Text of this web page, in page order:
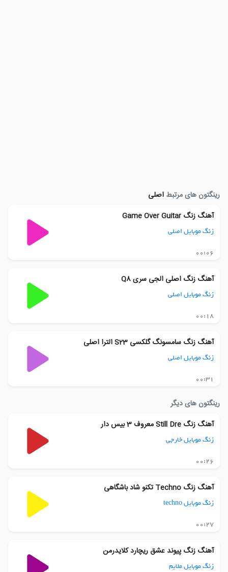
رینگتون های مرتبط اصلی
آهنگ زنگ Game Over Guitar
زنگ موبایل اصلی
00:06
آهنگ زنگ اصلی الجی سری Q8
زنگ موبایل اصلی
00:18
آهنگ زنگ سامسونگ گلکسی S23 الترا اصلی
زنگ موبایل اصلی
00:31
رینگتون های دیگر
آهنگ زنگ Still Dre معروف 3 بیس دار
زنگ موبایل خارجی
00:26
آهنگ زنگ Techno تکنو شاد باشگاهی
زنگ موبایل techno
00:27
آهنگ زنگ پیوند عشق ریچارد کلایدرمن
زنگ موبایل ملایم